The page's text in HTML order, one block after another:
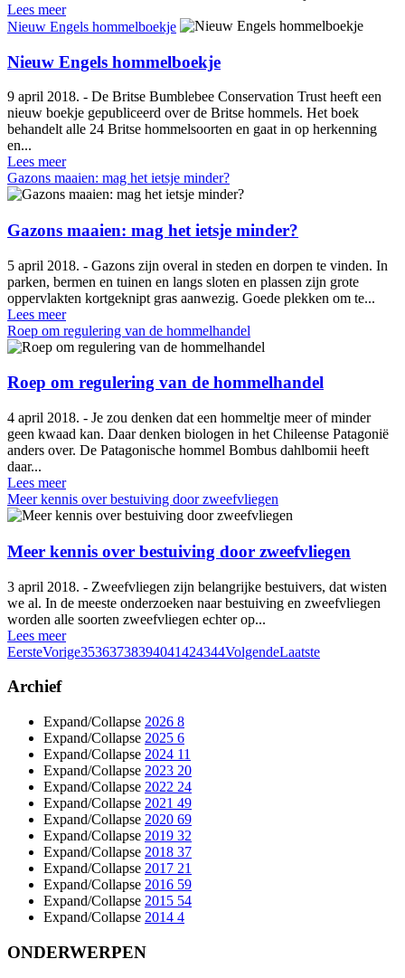
Lees meer
Nieuw Engels hommelboekje
Nieuw Engels hommelboekje
9 april 2018. - De Britse Bumblebee Conservation Trust heeft een
nieuw boekje gepubliceerd over de Britse hommels. Het boek
behandelt alle 24 Britse hommelsoorten en gaat in op herkenning
en...
Lees meer
Gazons maaien: mag het ietsje minder?
Gazons maaien: mag het ietsje minder?
5 april 2018. - Gazons zijn overal in steden en dorpen te vinden. In
parken, bermen en tuinen en langs sloten en plassen zijn grote
oppervlakten kortgeknipt gras aanwezig. Goede plekken om te...
Lees meer
Roep om regulering van de hommelhandel
Roep om regulering van de hommelhandel
4 april 2018. - Je zou denken dat een hommeltje meer of minder
geen kwaad kan. Daar denken biologen in het Chileense Patagonië
anders over. De Patagonische hommel Bombus dahlbomii heeft
daar...
Lees meer
Meer kennis over bestuiving door zweefvliegen
Meer kennis over bestuiving door zweefvliegen
3 april 2018. - Zweefvliegen zijn belangrijke bestuivers, dat wisten
we al. In de meeste onderzoeken naar bestuiving en zweefvliegen
worden alle soorten zweefvliegen echter op...
Lees meer
EersteVorige35363738394041424344VolgendeLaatste
Archief
Expand/Collapse 2026 8
Expand/Collapse 2025 6
Expand/Collapse 2024 11
Expand/Collapse 2023 20
Expand/Collapse 2022 24
Expand/Collapse 2021 49
Expand/Collapse 2020 69
Expand/Collapse 2019 32
Expand/Collapse 2018 37
Expand/Collapse 2017 21
Expand/Collapse 2016 59
Expand/Collapse 2015 54
Expand/Collapse 2014 4
ONDERWERPEN